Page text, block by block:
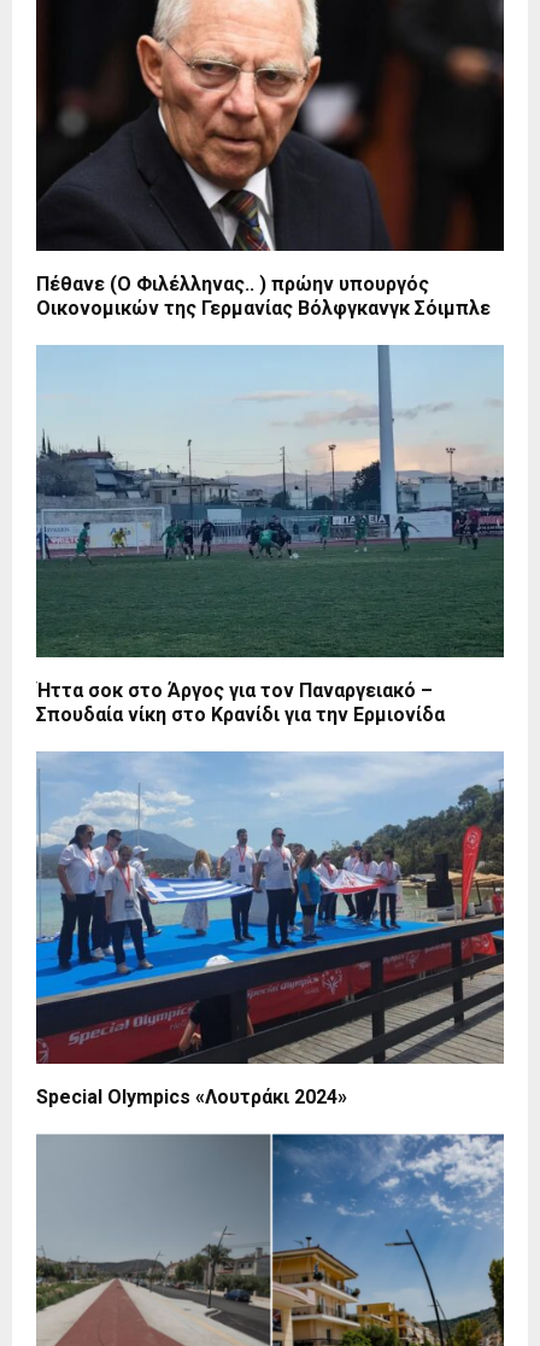
Πέθανε (Ο Φιλέλληνας.. ) πρώην υπουργός
Οικονομικών της Γερμανίας Βόλφγκανγκ Σόιμπλε
Ήττα σοκ στο Άργος για τον Παναργειακό –
Σπουδαία νίκη στο Κρανίδι για την Ερμιονίδα
Special Olympics «Λουτράκι 2024»